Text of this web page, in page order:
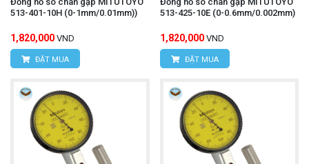
513-401-10H (0-1mm/0.01mm))
1,820,000 VND
ĐẶT MUA
513-425-10E (0-0.6mm/0.002mm)
1,820,000 VND
ĐẶT MUA